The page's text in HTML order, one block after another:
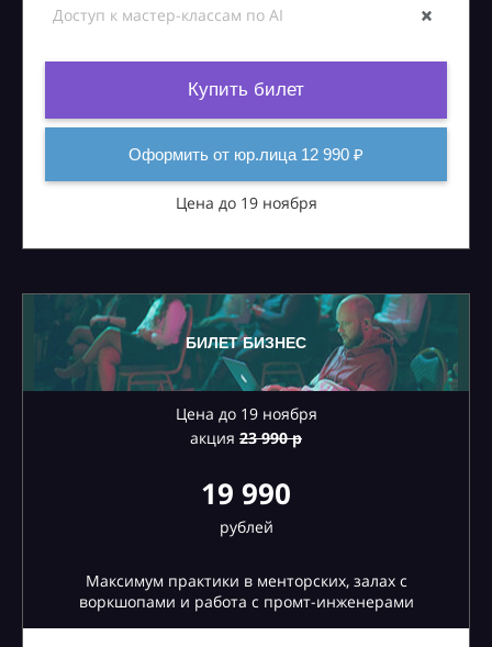
Доступ к мастер-классам по AI
Купить билет
Оформить от юр.лица 12 990 ₽
Цена до 19 ноября
БИЛЕТ БИЗНЕС
Цена до 19 ноября
акция 23990 р
19 990
рублей
Максимум практики в менторских, залах с
воркшопами и работа с промт-инженерами